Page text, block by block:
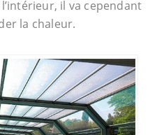
il va cependant
la chaleur.